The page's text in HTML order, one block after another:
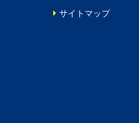
サイトマップ